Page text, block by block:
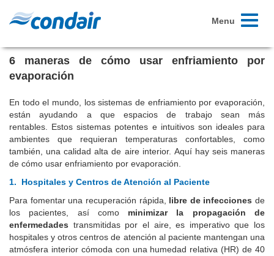
Toggle
Menu
6 maneras de cómo usar enfriamiento por
evaporación
En todo el mundo, los sistemas de enfriamiento por evaporación,
están ayudando a que espacios de trabajo sean más
rentables. Estos sistemas potentes e intuitivos son ideales para
ambientes que requieran temperaturas confortables, como
también, una calidad alta de aire interior. Aquí hay seis maneras
de cómo usar enfriamiento por evaporación.
1.
Hospitales y Centros de Atención al Paciente
Para fomentar una recuperación rápida, libre de infecciones de
los pacientes, así como minimizar la propagación de
enfermedades transmitidas por el aire, es imperativo que los
hospitales y otros centros de atención al paciente mantengan una
atmósfera interior cómoda con una humedad relativa (HR) de 40